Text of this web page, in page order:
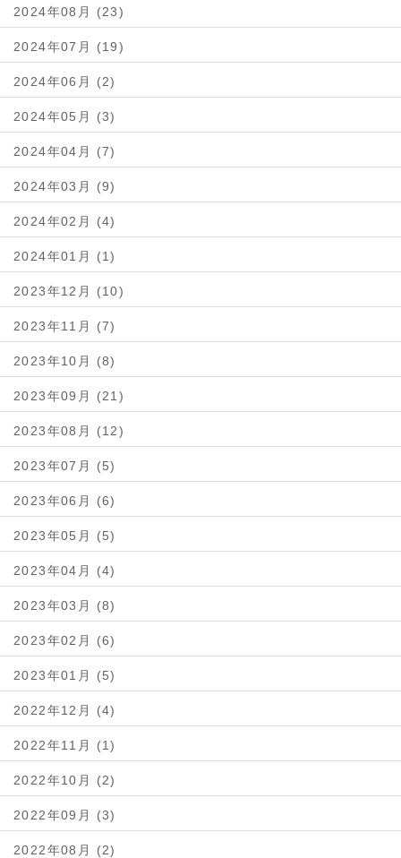
2024年08月 (23)
2024年07月 (19)
2024年06月 (2)
2024年05月 (3)
2024年04月 (7)
2024年03月 (9)
2024年02月 (4)
2024年01月 (1)
2023年12月 (10)
2023年11月 (7)
2023年10月 (8)
2023年09月 (21)
2023年08月 (12)
2023年07月 (5)
2023年06月 (6)
2023年05月 (5)
2023年04月 (4)
2023年03月 (8)
2023年02月 (6)
2023年01月 (5)
2022年12月 (4)
2022年11月 (1)
2022年10月 (2)
2022年09月 (3)
2022年08月 (2)